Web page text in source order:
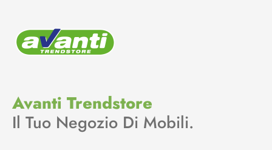
Avanti Trendstore
Il Tuo Negozio Di Mobili.